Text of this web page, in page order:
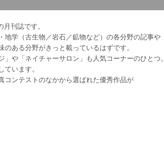
刊誌です。
地学（古生物／岩石／鉱物など）の各分野の記事や
ある分野がきっと載っているはずです。
や「ネイチャーサロン」も人気コーナーのひとつ。
います。
コンテストのなかから選ばれた優秀作品が